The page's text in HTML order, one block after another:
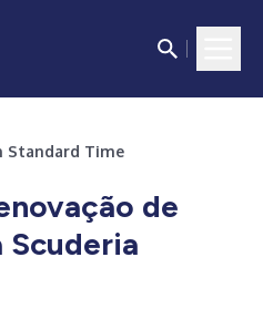
Standard Time
de
Scuderia